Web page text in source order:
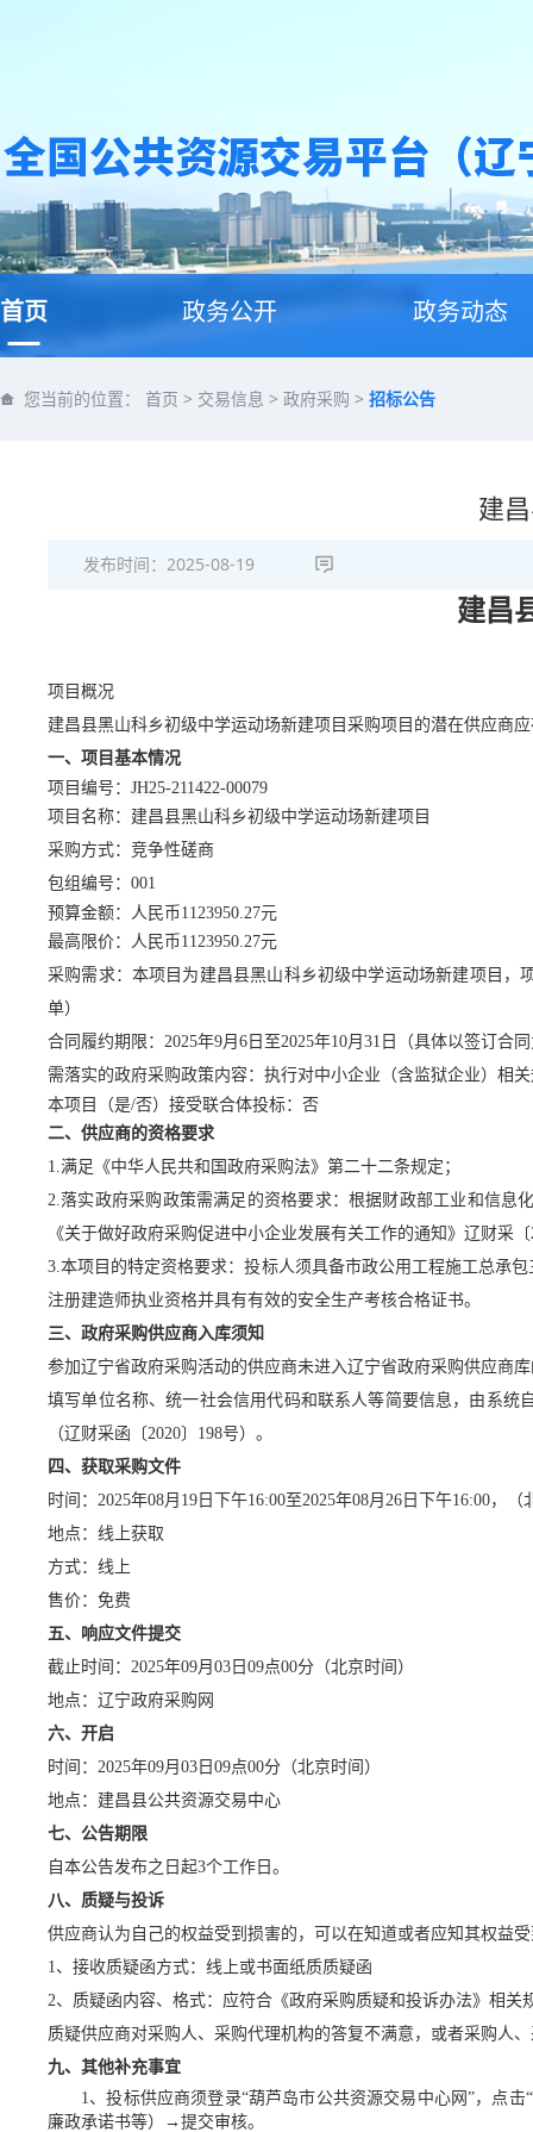
首页 政务公开 政务动态
您当前的位置： 首页 > 交易信息 > 政府采购 > 招标公告
建
发布时间： 2025-08-19
建昌
项目概况
建昌县黑山科乡初级中学运动场新建项目 采购项目的潜在供应商
一、项目基本情况
项目编号 ： JH25-211422-00079
项目名称： 建昌县黑山科乡初级中学运动场新建项目
采购方式：竞争性磋商
包组编号： 001
预算金额：人民币 1123950.27元
最高限价：人民币 1123950.27元
采购需求： 本项目为建昌县黑山科乡初级中学运动场新建项目，
单）
合同 履约期限： 2025年9月6日至2025年10月31日（具体以签订合
需落实的政府采购政策内容： 执行对中小企业（含监狱企业）相
本项目（是/否）接受联合体投标：否
二、供应商的资格要求
1.满足《中华人民共和国政府采购法》第二十二条规定；
2.落实政府采购政策需满足的资格要求：根据财政部工业和信息
《关于做好政府采购促进中小企业发展有关工作的通知》辽财采
3.本项目的特定资格要求：投标人须具备市政公用工程施工总承
注册建造师执业资格并具有有效的安全生产考核合格证书。
三、政府采购供应商入库须知
参加辽宁省政府采购活动的供应商未进入辽宁省政府采购供应商
填写单位名称、统一社会信用代码和联系人等简要信息，由系
（辽财采函〔2020〕198号）。
四、获取采购文件
时间： 2025年08月 19 日 下午16:00至2025年08月 26 日下午16:00，
地点： 线上获取
方式： 线上
售价： 免费
五、响应文件提交
截止时间： 2025年09月 03 日 09点00分 （北京时间）
地点： 辽宁政府采购网
六、开启
时间： 2025年09月 03 日 09点00分（北京时间）
地点：建昌县公共资源交易中心
七、公告期限
自本公告发布之日起3个工作日。
八、质疑与投诉
供应商认为自己的权益受到损害的，可以在知道或者应知其权益
1、接收质疑函方式：线上或书面纸质质疑函
2、质疑函内容、格式：应符合《政府采购质疑和投诉办法》相
质疑供应商对采购人、采购代理机构的答复不满意，或者采购人
九、其他补充事宜
1、投标供应商须登录“葫芦岛市公共资源交易中心网”，
廉政承诺书等）→提交审核。